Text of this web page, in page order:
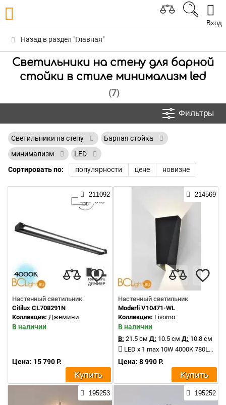
Вход
Назад в раздел "Главная"
Светильники на стену для барной
стойки в стиле минимализм led
(7)
Фильтры
Светильники на стену
Барная стойка
минимализм
LED
Сортировать по:
популярности цене новизне
211092
Настенный светильник
Citilux CL708291N
Коллекция: Джемини
В наличии
Цена: 15 790 Р.
Купить
214569
Настенный светильник
Moderli V10471-WL
Коллекция: Livorno
В наличии
В: 21.5 см Д: 10.5 см Д: 10.8 см
LED x 1 max 10W 4000K 780Lm
Цена: 8 990 Р.
Купить
195253 195252